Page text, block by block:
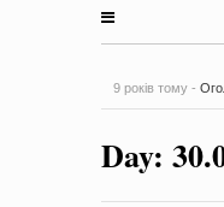
9 років тому -
на період 2018 –
проектів
-0
Day: